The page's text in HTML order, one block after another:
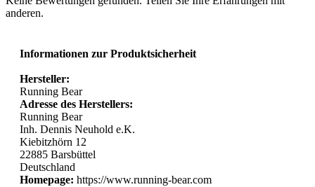
anderen.
Informationen zur Produktsicherheit
Hersteller:
Running Bear
Adresse des Herstellers:
Running Bear
Inh. Dennis Neuhold e.K.
Kiebitzhörn 12
22885 Barsbüttel
Deutschland
Homepage: https://www.running-bear.com